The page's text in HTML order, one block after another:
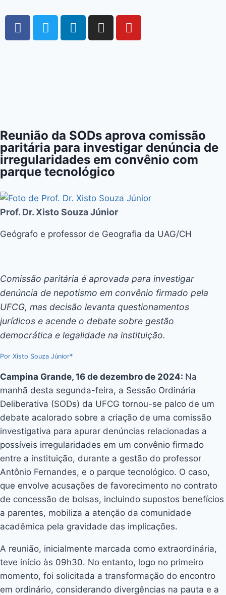
Reunião da SODs aprova comissão
paritária para investigar denúncia de
irregularidades em convênio com
parque tecnológico
Prof. Dr. Xisto Souza Júnior
Geógrafo e professor de Geografia da UAG/CH
Comissão paritária é aprovada para investigar
denúncia de nepotismo em convênio firmado pela
UFCG, mas decisão levanta questionamentos
jurídicos e acende o debate sobre gestão
democrática e legalidade na instituição.
Por Xisto Souza Júnior*
Campina Grande, 16 de dezembro de 2024: Na
manhã desta segunda-feira, a Sessão Ordinária
Deliberativa (SODs) da UFCG tornou-se palco de um
debate acalorado sobre a criação de uma comissão
investigativa para apurar denúncias relacionadas a
possíveis irregularidades em um convênio firmado
entre a instituição, durante a gestão do professor
Antônio Fernandes, e o parque tecnológico. O caso,
que envolve acusações de favorecimento no contrato
de concessão de bolsas, incluindo supostos benefícios
a parentes, mobiliza a atenção da comunidade
acadêmica pela gravidade das implicações.
A reunião, inicialmente marcada como extraordinária,
teve início às 09h30. No entanto, logo no primeiro
momento, foi solicitada a transformação do encontro
em ordinário, considerando divergências na pauta e a